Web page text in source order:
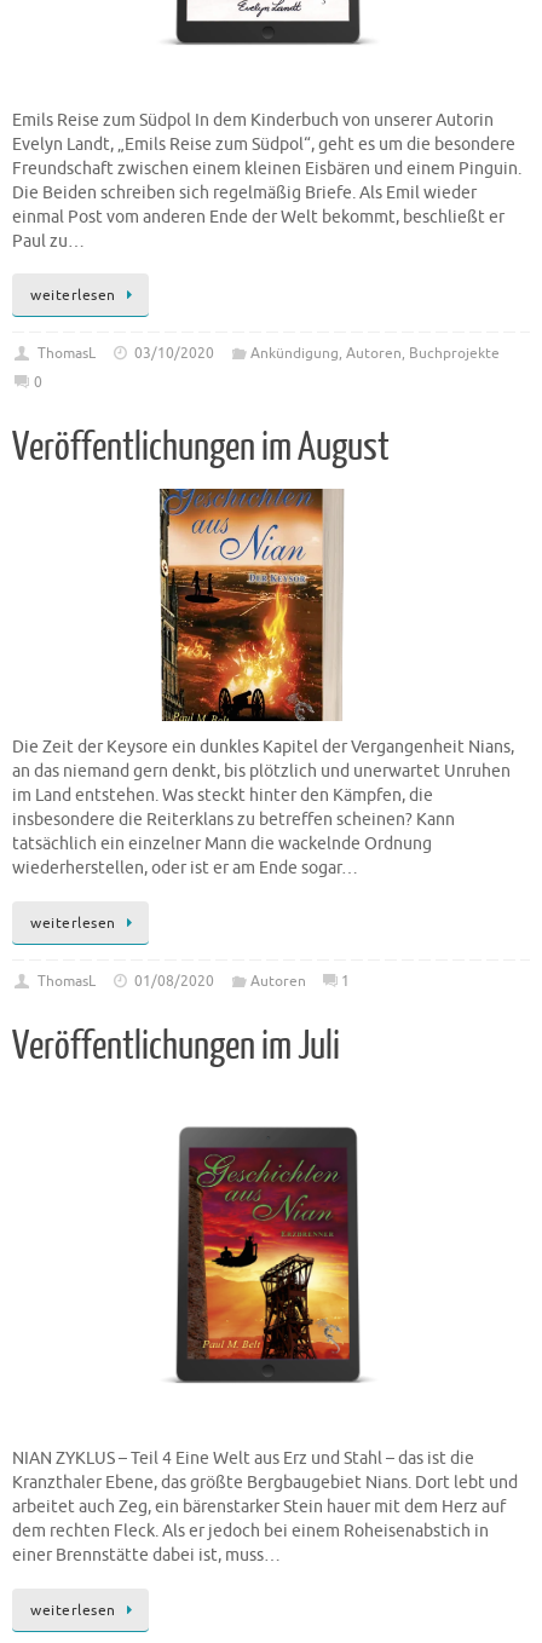
Emils Reise zum Südpol In dem Kinderbuch von unserer Autorin
Evelyn Landt, „Emils Reise zum Südpol“, geht es um die besondere
Freundschaft zwischen einem kleinen Eisbären und einem Pinguin.
Die Beiden schreiben sich regelmäßig Briefe. Als Emil wieder
einmal Post vom anderen Ende der Welt bekommt, beschließt er
Paul zu…
weiterlesen
ThomasL 03/10/2020 Ankündigung, Autoren, Buchprojekte
0
Veröffentlichungen im August
Die Zeit der Keysore ein dunkles Kapitel der Vergangenheit Nians,
an das niemand gern denkt, bis plötzlich und unerwartet Unruhen
im Land entstehen. Was steckt hinter den Kämpfen, die
insbesondere die Reiterklans zu betreffen scheinen? Kann
tatsächlich ein einzelner Mann die wackelnde Ordnung
wiederherstellen, oder ist er am Ende sogar…
weiterlesen
ThomasL 01/08/2020 Autoren 1
Veröffentlichungen im Juli
NIAN ZYKLUS – Teil 4 Eine Welt aus Erz und Stahl – das ist die
Kranzthaler Ebene, das größte Bergbaugebiet Nians. Dort lebt und
arbeitet auch Zeg, ein bärenstarker Stein hauer mit dem Herz auf
dem rechten Fleck. Als er jedoch bei einem Roheisenabstich in
einer Brennstätte dabei ist, muss…
weiterlesen